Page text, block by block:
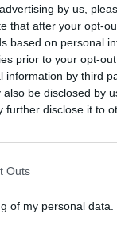
by us,
that after your opt-
based on personal
prior to your opt-
by third
be disclosed by
further disclose it to
Outs
of my personal data.
η εγγύτητα
βάση την αρχή
Πώς θα το
σε μία
της
Και πώς
σας επειδή
δημάρχου και